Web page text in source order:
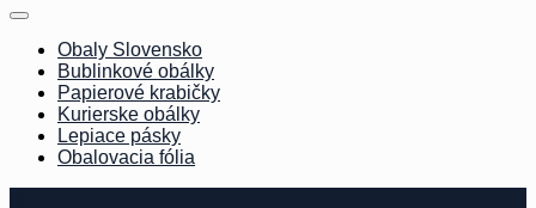
Obaly Slovensko
Bublinkové obálky
Papierové krabičky
Kurierske obálky
Lepiace pásky
Obalovacia fólia